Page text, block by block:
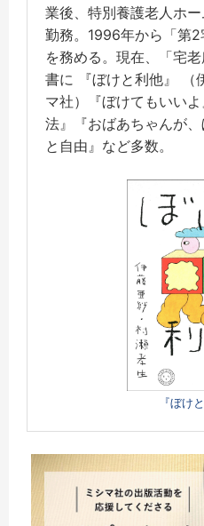
業後、特別養護老人ホ
勤務。1996年から「第
を務める。現在、「宅
書に
『ぼけと利他』
マ社）『ぼけてもいい
法』『おばあちゃんが
と自由』など多数。
『ぼけ